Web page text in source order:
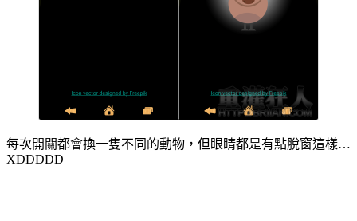
每次開關都會換一隻不同的動物，但眼睛都是有點脫窗這樣…
XDDDDD